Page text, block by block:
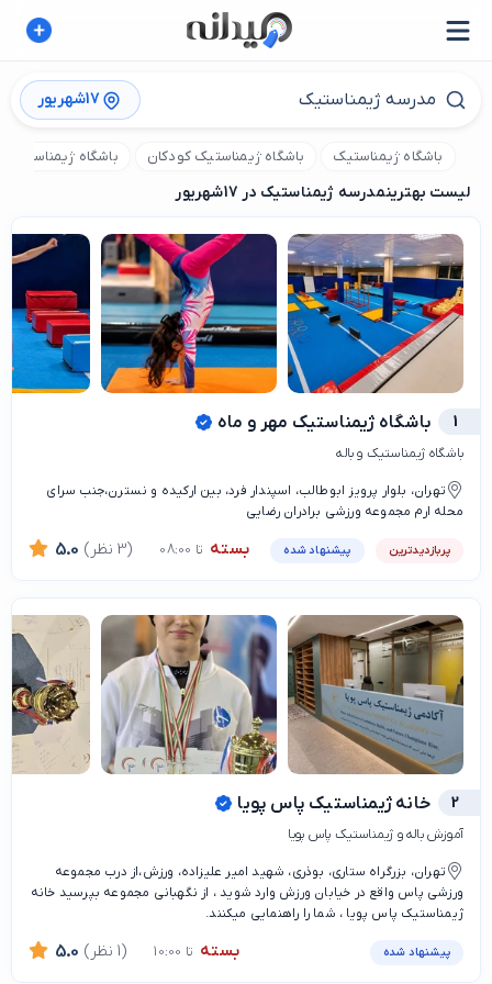
17شهریور
باشگاه ژیمناستیک باشگاه ژیمناستیک کودکان باشگاه ژیمناستیک
لیست بهترینمدرسه ژیمناستیک در 17شهریور
1 باشگاه ژیمناستیک مهر و ماه
باشگاه ژیمناستیک و باله
تهران، بلوار پرویز ابوطالب، اسپندار فرد، بین ارکیده و نسترن،جنب سرای
محله ارم مجموعه ورزشی برادران رضایی
پربازدیدترین پیشنهاد شده بسته تا 08:00 5.0 (3 نظر)
2 خانه ژیمناستیک پاس پویا
آموزش باله و ژیمناستیک پاس پویا
تهران، بزرگراه ستاری، بوذری، شهید امیر علیزاده، ورزش،از درب مجموعه
ورزشی پاس واقع در خیابان ورزش وارد شوید ، از نگهبانی مجموعه بپرسید خانه
ژیمناستیک پاس پویا ، شما را راهنمایی میکنند.
پیشنهاد شده بسته تا 10:00 5.0 (1 نظر)